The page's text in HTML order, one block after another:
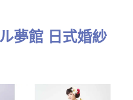
夢館 日式婚紗